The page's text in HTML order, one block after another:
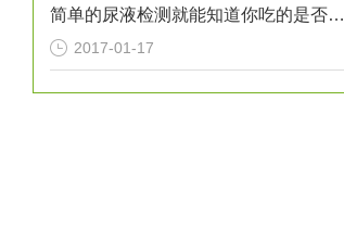
简单的尿液检测就能知道你吃的是否健康？
2017-01-17